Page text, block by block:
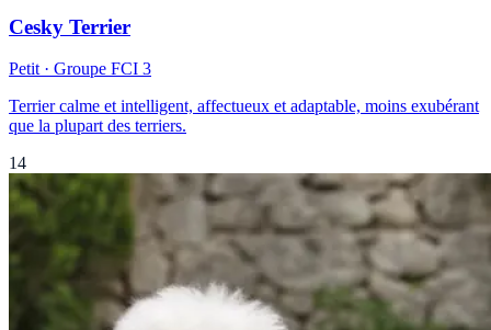
Cesky Terrier
Petit · Groupe FCI 3
Terrier calme et intelligent, affectueux et adaptable, moins exubérant
que la plupart des terriers.
14